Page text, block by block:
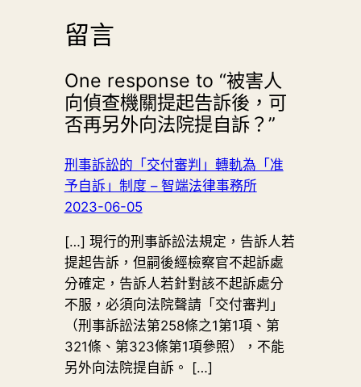
留言
One response to “被害人
向偵查機關提起告訴後，可
否再另外向法院提自訴？”
刑事訴訟的「交付審判」轉軌為「准
予自訴」制度 – 智端法律事務所
2023-06-05
[…] 現行的刑事訴訟法規定，告訴人若
提起告訴，但嗣後經檢察官不起訴處
分確定，告訴人若針對該不起訴處分
不服，必須向法院聲請「交付審判」
（刑事訴訟法第258條之1第1項、第
321條、第323條第1項參照），不能
另外向法院提自訴。 […]